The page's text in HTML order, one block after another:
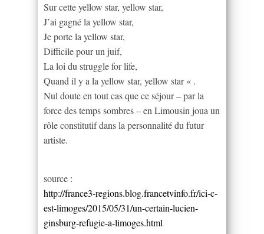
Sur cette yellow star, yellow star,
J’ai gagné la yellow star,
Je porte la yellow star,
Difficile pour un juif,
La loi du struggle for life,
Quand il y a la yellow star, yellow star « .
Nul doute en tout cas que ce séjour – par la
force des temps sombres – en Limousin joua un
rôle constitutif dans la personnalité du futur
artiste.
source :
http://france3-regions.blog.francetvinfo.fr/ici-c-
est-limoges/2015/05/31/un-certain-lucien-
ginsburg-refugie-a-limoges.html